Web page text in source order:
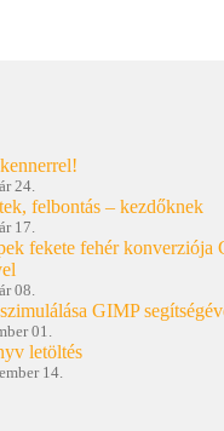
24.
felbontás – kezdőknek
17.
fekete fehér konverziója
08.
GIMP
01.
letöltés
14.